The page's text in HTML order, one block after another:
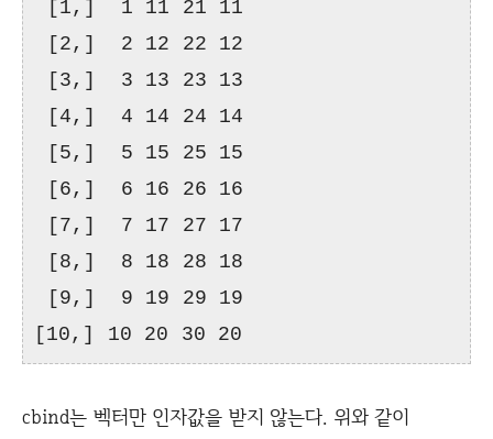
[1,] 1 11 21 11
[2,] 2 12 22 12
[3,] 3 13 23 13
[4,] 4 14 24 14
[5,] 5 15 25 15
[6,] 6 16 26 16
[7,] 7 17 27 17
[8,] 8 18 28 18
[9,] 9 19 29 19
[10,] 10 20 30 20
cbind는 벡터만 인자값을 받지 않는다. 위와 같이